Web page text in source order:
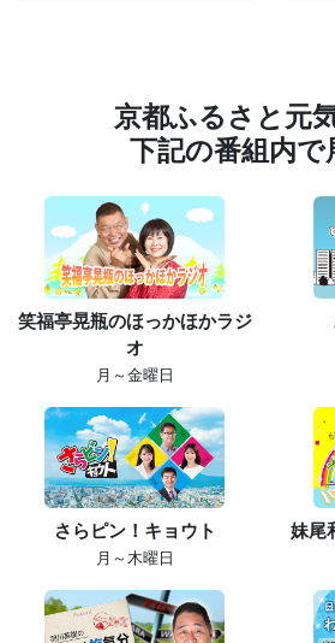
京都ふるさと元
下記の番組内で
笑福亭晃瓶のほっかほかラジ
オ
月～金曜日
さらピン！キョウト
月～木曜日
妹尾